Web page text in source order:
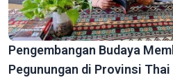
Pengembangan Budaya
Pegunungan di Provinsi Thai